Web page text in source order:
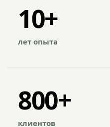
10+
лет опыта
800+
клиентов